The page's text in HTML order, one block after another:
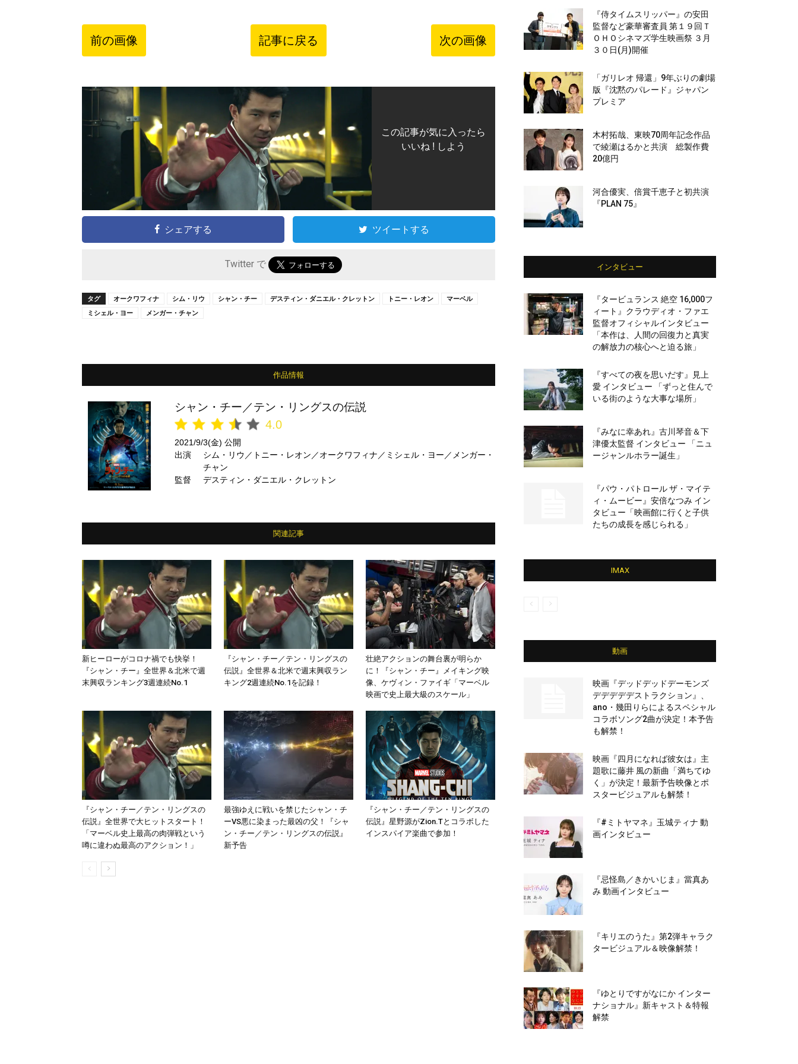
前の画像 記事に戻る 次の画像
この記事が気に入ったら
いいね ! しよう
シェアする ツイートする
Twitter で
タグ オークワフィナ シム・リウ シャン・チー デスティン・ダニエル・クレットン トニー・レオン
マーベル
ミシェル・ヨー
メンガー・チャン
作品情報
シャン・チー／テン・リングスの伝説
4.0
2021/9/3(金) 公開
出演
シム・リウ／トニー・レオン／オークワフィナ／ミシェル・ヨー／メンガー・
チャン
監督
デスティン・ダニエル・クレットン
関連記事
新ヒーローがコロナ禍でも快挙！
『シャン・チー』全世界＆北米で週
末興収ランキング3週連続No.1
『シャン・チー／テン・リングスの
伝説』全世界＆北米で週末興収ラン
キング2週連続No.1を記録！
壮絶アクションの舞台裏が明らか
に！『シャン・チー』メイキング映
像、ケヴィン・ファイギ「マーベル
映画で史上最大級のスケール」
『シャン・チー／テン・リングスの
伝説』全世界で大ヒットスタート！
「マーベル史上最高の肉弾戦という
噂に違わぬ最高のアクション！」
最強ゆえに戦いを禁じたシャン・チ
ーVS悪に染まった最凶の父！『シャ
ン・チー／テン・リングスの伝説』
新予告
『シャン・チー／テン・リングスの
伝説』星野源がZion.Tとコラボした
インスパイア楽曲で参加！
『侍タイムスリッパー』の安田
監督など豪華審査員 第１９回Ｔ
ＯＨＯシネマズ学生映画祭 ３月
３０日(月)開催
「ガリレオ 帰還」9年ぶりの劇場
版『沈黙のパレード』ジャパン
プレミア
木村拓哉、東映70周年記念作品
で綾瀬はるかと共演 総製作費
20億円
河合優実、倍賞千恵子と初共演
『PLAN 75』
インタビュー
『タービュランス 絶空 16,000フ
ィート』クラウディオ・ファエ
監督オフィシャルインタビュー
「本作は、人間の回復力と真実
の解放力の核心へと迫る旅」
『すべての夜を思いだす』見上
愛 インタビュー 「ずっと住んで
いる街のような大事な場所」
『みなに幸あれ』古川琴音＆下
津優太監督 インタビュー 「ニュ
ージャンルホラー誕生」
『パウ・パトロール ザ・マイテ
ィ・ムービー』安倍なつみ イン
タビュー「映画館に行くと子供
たちの成長を感じられる」
IMAX
動画
映画『デッドデッドデーモンズ
デデデデデストラクション』、
ano・幾田りらによるスペシャル
コラボソング2曲が決定！本予告
も解禁！
映画『四月になれば彼女は』主
題歌に藤井 風の新曲「満ちてゆ
く」が決定！最新予告映像とポ
スタービジュアルも解禁！
『#ミトヤマネ』玉城ティナ 動
画インタビュー
『忌怪島／きかいじま』當真あ
み 動画インタビュー
『キリエのうた』第2弾キャラク
タービジュアル＆映像解禁！
『ゆとりですがなにか インター
ナショナル』新キャスト＆特報
解禁